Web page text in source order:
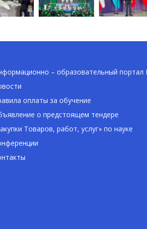
– образовательный портал
оплаты за обучение
о предстоящем тендере
Товаров, работ, услуг» по науке